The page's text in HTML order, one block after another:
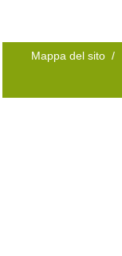
Mappa del sito /